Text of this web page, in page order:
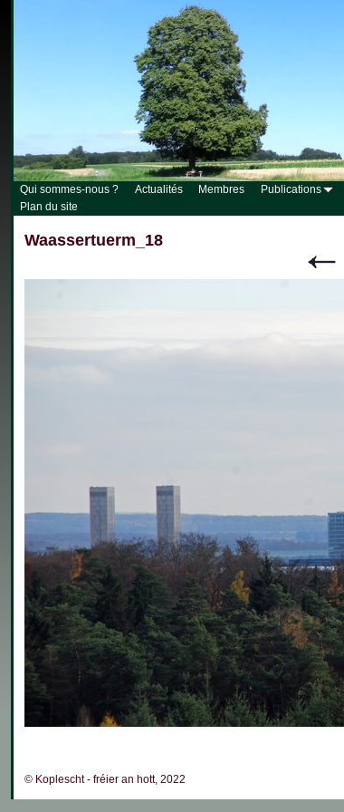
Qui sommes-nous ? Actualités Membres Publications
Plan du site
Waassertuerm_18
© Koplescht - fréier an hott, 2022